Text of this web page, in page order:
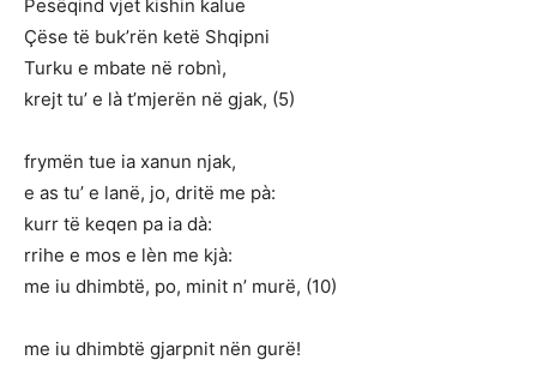
Pesëqind vjet kishin kalue
Çëse të buk’rën ketë Shqipni
Turku e mbate në robnì,
krejt tu’ e là t’mjerën në gjak, (5)
frymën tue ia xanun njak,
e as tu’ e lanë, jo, dritë me pà:
kurr të keqen pa ia dà:
rrihe e mos e lèn me kjà:
me iu dhimbtë, po, minit n’ murë, (10)
me iu dhimbtë gjarpnit nën gurë!